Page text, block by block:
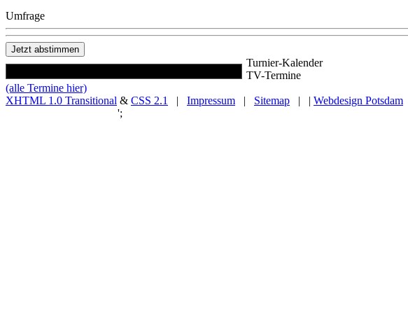
Umfrage
Turnier-Kalender
TV-Termine
(alle Termine hier)
XHTML 1.0 Transitional & CSS 2.1 | Impressum | Sitemap | | Webdesign Potsdam
';